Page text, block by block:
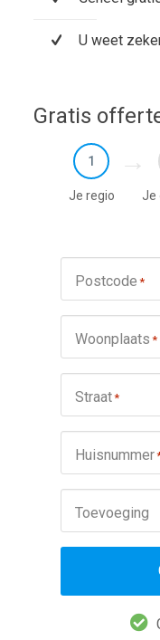
U weet
Gratis
1
Je regio Je
Postcode *
Woonplaats *
Straat*
Huisnummer
Toevoeging